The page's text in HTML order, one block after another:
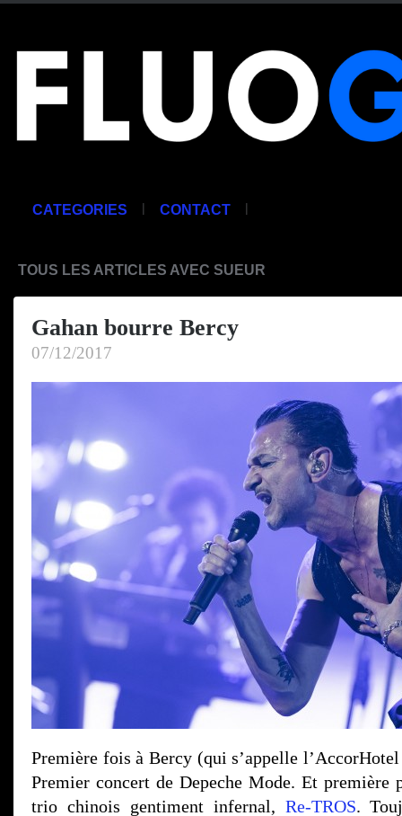
CATEGORIES | CONTACT |
TOUS LES ARTICLES AVEC SUEUR
Gahan bourre Bercy
07/12/2017
Première fois à Bercy (qui s’appelle
Premier concert de Depeche Mode. Et première
trio chinois gentiment infernal, Re-TROS.